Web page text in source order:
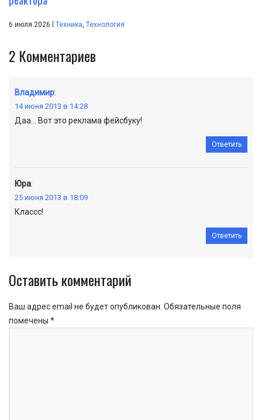
6 июля 2026 | Техника Технология
2 Комментариев
Владимир:
14 июня 2013 в 14:28
Даа… Вот это реклама фейсбуку!
Ответить
Юра:
25 июня 2013 в 18:09
Классс!
Ответить
Оставить комментарий
Ваш адрес email не будет опубликован. Обязательные поля
помечены *